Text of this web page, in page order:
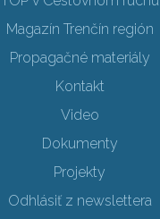
Magazín Trenčín región
Propagačné materiály
Kontakt
Video
Dokumenty
Projekty
Odhlásiť z newslettera